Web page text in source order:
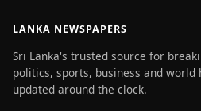
LANKA NEWSPAPERS
Sri Lanka's trusted source for
politics, sports, business and
updated around the clock.